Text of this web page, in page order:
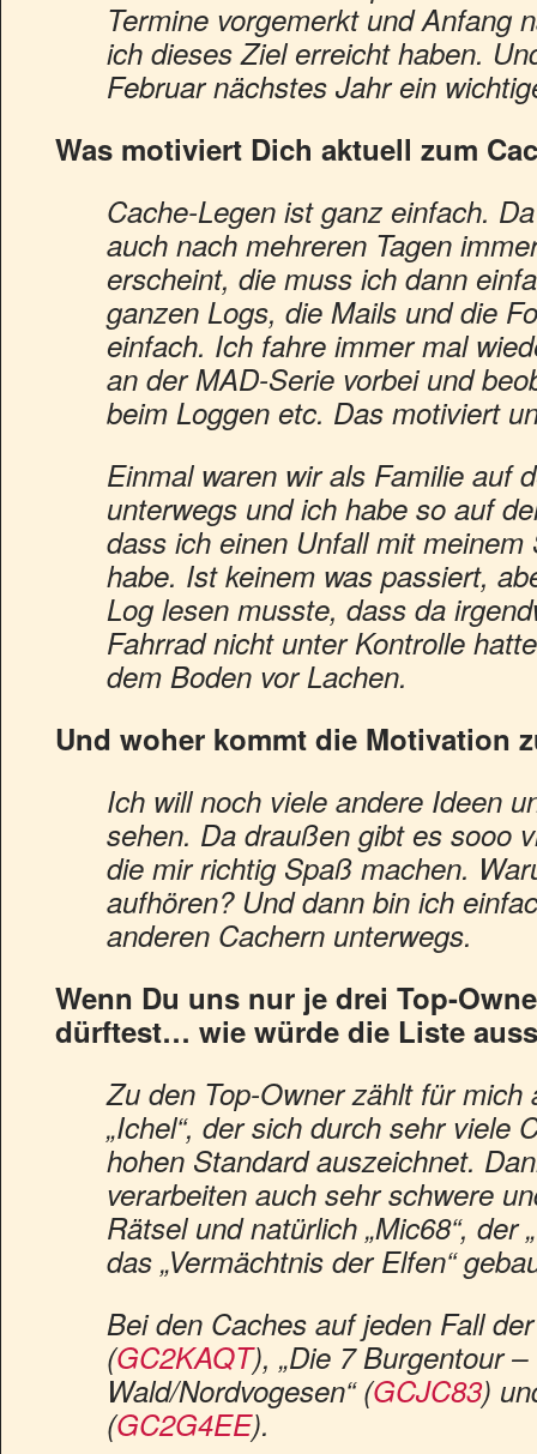
Termine vorgemerkt und Anfang
ich dieses Ziel erreicht haben.
Februar nächstes Jahr ein
Was motiviert Dich aktuell zum
Cache-Legen ist ganz einfach.
auch nach mehreren Tagen
erscheint, die muss ich dann
ganzen Logs, die Mails und die
einfach. Ich fahre immer mal
an der MAD-Serie vorbei und
beim Loggen etc. Das motiviert
Einmal waren wir als Familie auf
unterwegs und ich habe so auf
dass ich einen Unfall mit meinem
habe. Ist keinem was passiert,
Log lesen musste, dass da
Fahrrad nicht unter Kontrolle
dem Boden vor Lachen.
Und woher kommt die Motivation
Ich will noch viele andere Ideen
sehen. Da draußen gibt es sooo
die mir richtig Spaß machen.
aufhören? Und dann bin ich
anderen Cachern unterwegs.
Wenn Du uns nur je drei Top-
dürftest… wie würde die Liste
Zu den Top-Owner zählt für mich
„Ichel“, der sich durch sehr viele
hohen Standard auszeichnet.
verarbeiten auch sehr schwere
Rätsel und natürlich „Mic68“, der
das „Vermächtnis der Elfen“
Bei den Caches auf jeden Fall der
(GC2KAQT), „Die 7 Burgentour
Wald/Nordvogesen“ (GCJC83)
(GC2G4EE).